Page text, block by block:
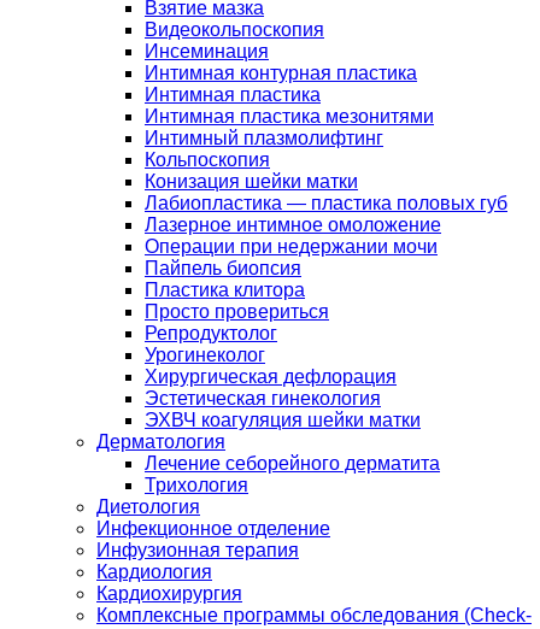
Взятие мазка
Видеокольпоскопия
Инсеминация
Интимная контурная пластика
Интимная пластика
Интимная пластика мезонитями
Интимный плазмолифтинг
Кольпоскопия
Конизация шейки матки
Лабиопластика — пластика половых губ
Лазерное интимное омоложение
Операции при недержании мочи
Пайпель биопсия
Пластика клитора
Просто провериться
Репродуктолог
Урогинеколог
Хирургическая дефлорация
Эстетическая гинекология
ЭХВЧ коагуляция шейки матки
Дерматология
Лечение себорейного дерматита
Трихология
Диетология
Инфекционное отделение
Инфузионная терапия
Кардиология
Кардиохирургия
Комплексные программы обследования (Check-